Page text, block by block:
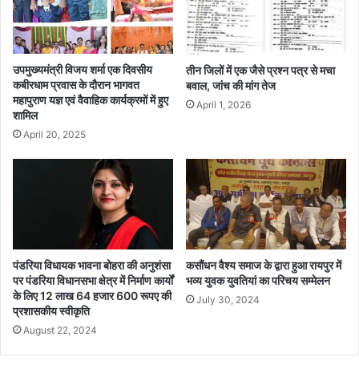
उपमुख्यमंत्री विजय शर्मा एक दिवसीय
कबीरधाम प्रवास के दौरान भागवत
महापुराण यज्ञ एवं वैवाहिक कार्यक्रमों में हुए
शामिल
April 20, 2025
तीन जिलों में एक जैसे प्रश्न पत्र से मचा
बवाल, जांच की मांग तेज
April 1, 2026
पंडरिया विधायक भावना बोहरा की अनुशंसा
पर पंडरिया विधानसभा क्षेत्र में निर्माण कार्यों
के लिए 12 लाख 64 हजार 600 रूपए की
प्रशासकीय स्वीकृति
August 22, 2024
कसौंधन वैश्य समाज के द्वारा हुआ रायपुर में
भव्य युवक युवतियां का परिचय सम्मेलन
July 30, 2024